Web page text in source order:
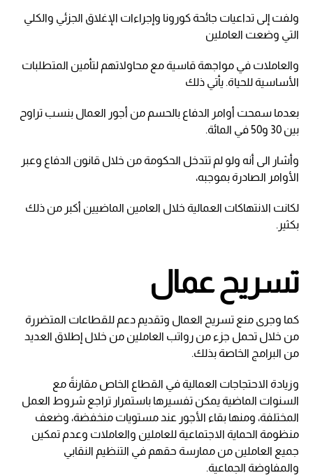
ولفت إلى تداعيات جائحة كورونا وإجراءات الإغلاق الجزئي والكلي
التي وضعت العاملين
والعاملات في مواجهة قاسية مع محاولاتهم لتأمين المتطلبات
الأساسية للحياة. يأتي ذلك
بعدما سمحت أوامر الدفاع بالحسم من أجور العمال بنسب تراوح
بين 30 و50 في المائة.
وأشار الى أنه ولو لم تتدخل الحكومة من خلال قانون الدفاع وعبر
الأوامر الصادرة بموجبه،
لكانت الانتهاكات العمالية خلال العامين الماضيين أكبر من ذلك
بكثير.
تسريح عمال
كما وجرى منع تسريح العمال وتقديم دعم للقطاعات المتضررة
من خلال تحمل جزء من رواتب العاملين من خلال إطلاق العديد
من البرامج الخاصة بذلك.
وزيادة الاحتجاجات العمالية في القطاع الخاص مقارنةً مع
السنوات الماضية يمكن تفسيرها باستمرار تراجع شروط العمل
المختلفة، ومنها بقاء الأجور عند مستويات منخفضة، وضعف
منظومة الحماية الاجتماعية للعاملين والعاملات وعدم تمكين
جميع العاملين من ممارسة حقهم في التنظيم النقابي
والمفاوضة الجماعية.